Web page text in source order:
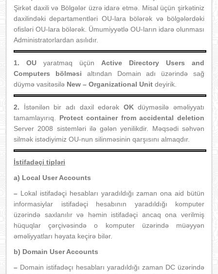
Şirkət daxili və Bölgələr üzrə idarə etmə. Misal üçün şirkətiniz
daxilindəki departamentləri OU-lara bölərək və bölgələrdəki
ofisləri OU-lara bölərək. Ümumiyyətlə OU-ların idarə olunması
Administratorlardan asılıdır.
1. OUyaratmaq üçün Active Directory Users and
Computers bölməsi altından Domain adı üzərində sağ
düymə vasitəsilə New – Organizational Unit deyirik.
2. İstənilən bir adı daxil edərək OKdüyməsilə əməliyyatı
tamamlayırıq. Protect container from accidental deletion
Server 2008 sistemləri ilə gələn yenilikdir. Məqsədi səhvən
silmək istədiyimiz OU-nun silinməsinin qarşısını almaqdır.
İstifadəçi tipləri
a) Local User Accounts
– Lokal istifadəçi hesabları yaradıldığı zaman ona aid bütün
informasiylar istifadəçi hesabının yaradıldığı komputer
üzərində saxlanılır və həmin istifadəçi ancaq ona verilmiş
hüquqlar çərçivəsində o komputer üzərində müəyyən
əməliyyatları həyata keçirə bilər.
b) Domain User Accounts
– Domain istifadəçı hesabları yaradıldığı zaman DC üzərində